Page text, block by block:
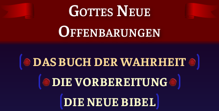
Gottes Neue
Offenbarungen
DAS BUCH DER WAHRHEIT
DIE VOR­BEREITUNG
DIE NEUE BIBEL